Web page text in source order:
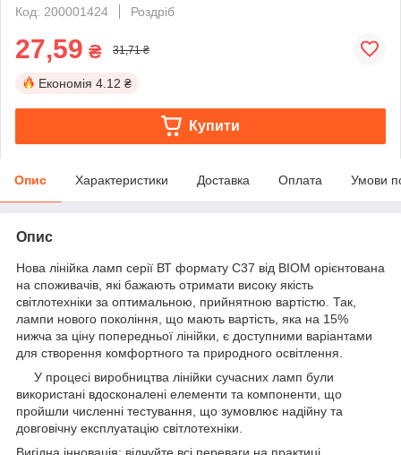
Код: 200001424
Роздріб
27,59 ₴ 31,71 ₴
Економія 4.12 ₴
Купити
Опис Характеристики Доставка Оплата Умови
Опис
Нова лінійка ламп серії ВТ формату С37 від BIOM орієнтована
на споживачів, які бажають отримати високу якість
світлотехніки за оптимальною, прийнятною вартістю. Так,
лампи нового покоління, що мають вартість, яка на 15%
нижча за ціну попередньої лінійки, є доступними варіантами
для створення комфортного та природного освітлення.
У процесі виробництва лінійки сучасних ламп були
використані вдосконалені елементи та компоненти, що
пройшли численні тестування, що зумовлює надійну та
довговічну експлуатацію світлотехніки.
Вигідна інновація: відчуйте всі переваги на практиці